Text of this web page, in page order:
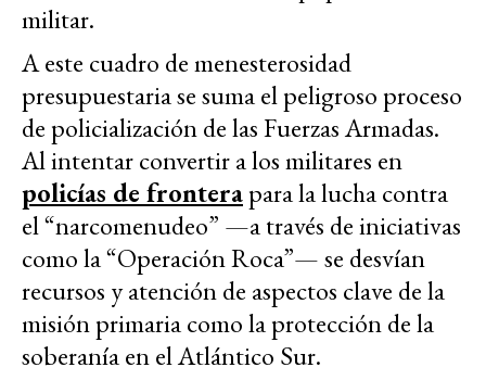
militar.
A este cuadro de menesterosidad
presupuestaria se suma el peligroso proceso
de policialización de las Fuerzas Armadas.
Al intentar convertir a los militares en
policías de fronterapara la lucha contra
el “narcomenudeo” —a través de iniciativas
como la “Operación Roca”— se desvían
recursos y atención de aspectos clave de la
misión primaria como la protección de la
soberanía en el Atlántico Sur.